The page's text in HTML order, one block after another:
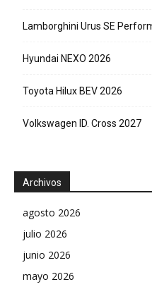
Lamborghini Urus SE
Hyundai NEXO 2026
Toyota Hilux BEV 2026
Volkswagen ID. Cross 2027
Archivos
agosto 2026
julio 2026
junio 2026
mayo 2026